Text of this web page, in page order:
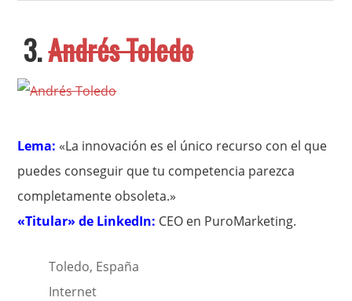
3.Andrés Toledo
Lema: «La innovación es el único recurso con el que
puedes conseguir que tu competencia parezca
completamente obsoleta.»
«Titular» de LinkedIn: CEO en PuroMarketing.
Toledo, España
Internet